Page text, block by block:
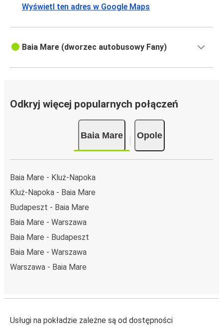
Wyświetl ten adres w Google Maps
Baia Mare (dworzec autobusowy Fany)
Odkryj więcej popularnych połączeń
Baia Mare Opole
Baia Mare - Kluż-Napoka
Kluż-Napoka - Baia Mare
Budapeszt - Baia Mare
Baia Mare - Warszawa
Baia Mare - Budapeszt
Baia Mare - Warszawa
Warszawa - Baia Mare
Usługi na pokładzie zależne są od dostępności